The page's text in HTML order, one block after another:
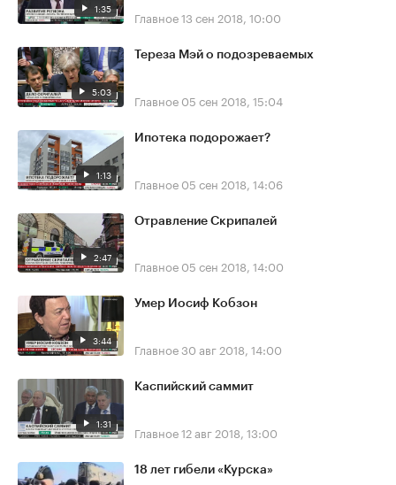
1:35 Главное13 сен 2018, 10:00
5:03
Тереза Мэй о подозреваемых
Главное 05 сен 2018, 15:04
1:13
Ипотека подорожает?
Главное 05 сен 2018, 14:06
2:47
Отравление Скрипалей
Главное 05 сен 2018, 14:00
3:44
Умер Иосиф Кобзон
Главное30 авг 2018, 14:00
1:31
Каспийский саммит
Главное12 авг 2018, 13:00
18 лет гибели «Курска»